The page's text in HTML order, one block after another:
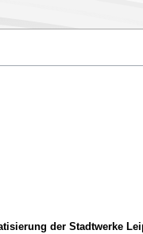
der Stadtwerke